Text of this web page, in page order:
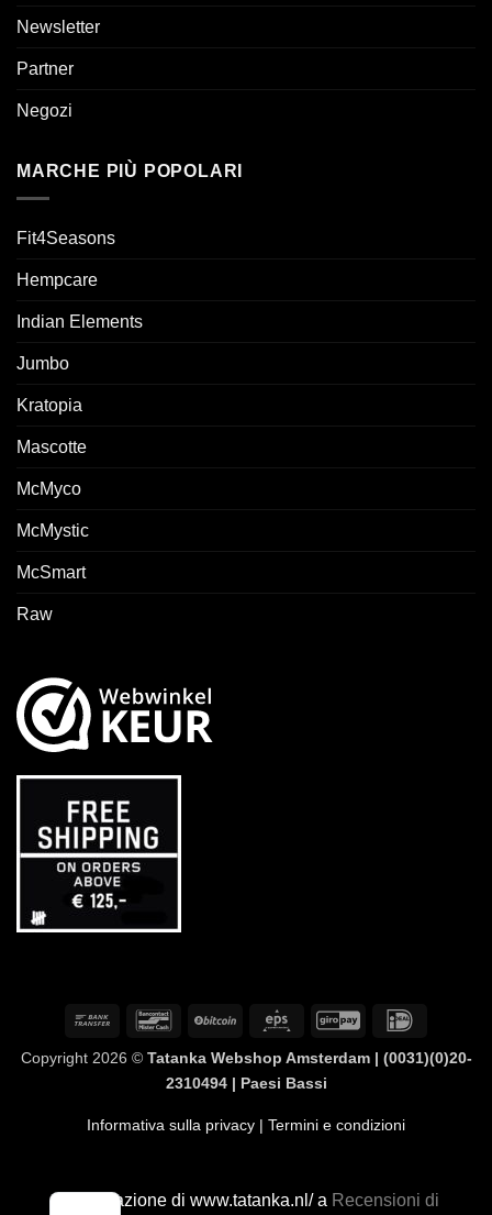
Newsletter
Partner
Negozi
MARCHE PIÙ POPOLARI
Fit4Seasons
Hempcare
Indian Elements
Jumbo
Kratopia
Mascotte
McMyco
McMystic
McSmart
Raw
Bonifico
BancontactBitCoin Eps GiroPay
Copyright 2026 © Tatanka Webshop Amsterdam | (0031)(0)20-
2310494 | Paesi Bassi
Informativa sulla privacy | Termini e condizioni
La valutazione di www.tatanka.nl/ a Recensioni di